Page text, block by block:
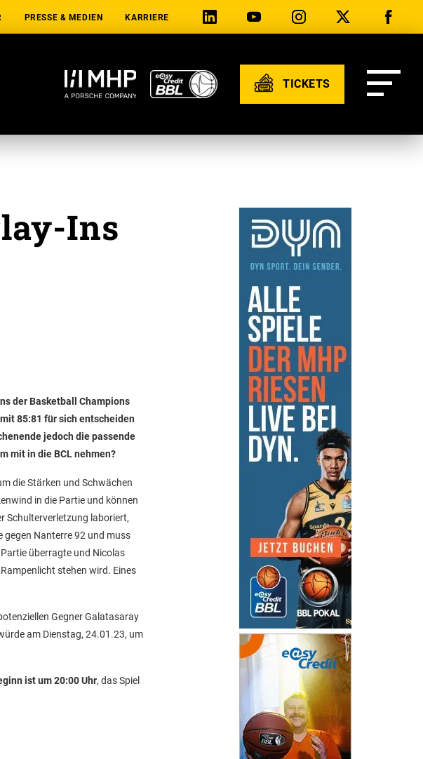
PRESSE & MEDIEN KARRIERE
TICKETS
Ins
der Basketball Champions
85:81 für sich entscheiden
jedoch die passende
mit in die BCL nehmen?
die Stärken und Schwächen
in die Partie und können
Schulterverletzung laboriert,
gegen Nanterre 92 und muss
überragte und Nicolas
stehen wird. Eines
Gegner Galatasaray
am Dienstag, 24.01.23, um
ist um 20:00 Uhr, das Spiel